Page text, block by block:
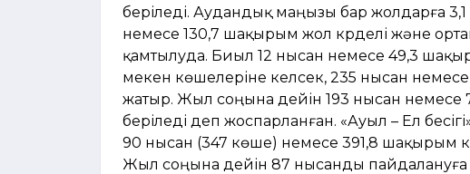
беріледі. Аудандық маңызы бар жолдарға 3,1
немесе 130,7 шақырым жол күрделі және
қамтылуда. Биыл 12 нысан немесе 49,3
мекен көшелеріне келсек, 235 нысан
жатыр. Жыл соңына дейін 193 нысан
беріледі деп жоспарланған. «Ауыл – Ел
90 нысан (347 көше) немесе 391,8
Жыл соңына дейін 87 нысанды